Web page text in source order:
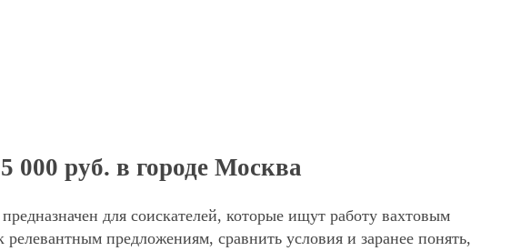
000 руб. в городе Москва
для соискателей, которые ищут работу вахтовым
предложениям, сравнить условия и заранее понять,